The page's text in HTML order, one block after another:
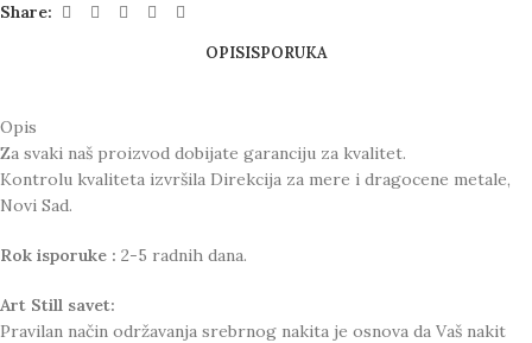
Share:
OPISISPORUKA
Opis
Za svaki naš proizvod dobijate garanciju za kvalitet.
Kontrolu kvaliteta izvršila Direkcija za mere i dragocene metale,
Novi Sad.
Rok isporuke : 2-5 radnih dana.
Art Still savet:
Pravilan način održavanja srebrnog nakita je osnova da Vaš nakit